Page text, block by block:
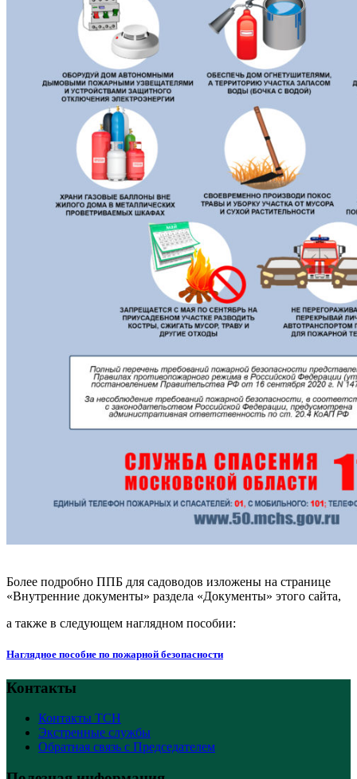
Более подробно ППБ для садоводов изложены на странице
«Внутренние документы» раздела «Документы» этого сайта,
а также в следующем наглядном пособии:
Наглядное пособие по пожарной безопасности
Контакты
Контакты ТСН
Экстренные службы
Обратная связь с Председателем